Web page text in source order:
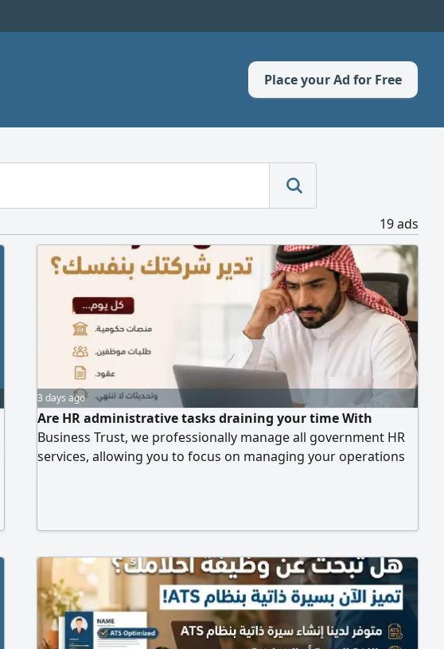
Place your Ad for Free
19 ads
3 days ago
Are HR administrative tasks draining your time With
Business Trust, we professionally manage all government HR
services, allowing you to focus on managing your operations